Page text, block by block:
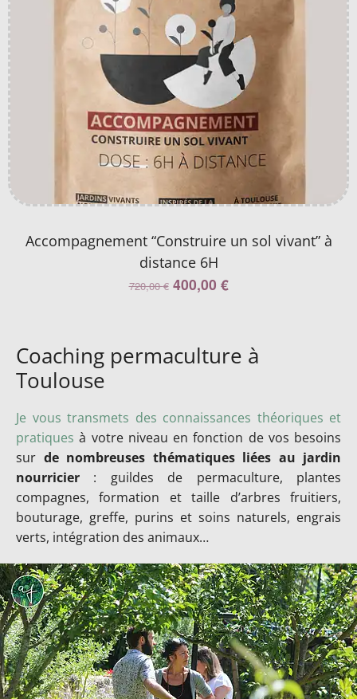
Accompagnement “Construire un sol vivant” à
distance 6H
720,00€ 400,00 €
Coaching permaculture à
Toulouse
Je vous transmets des connaissances théoriques et
pratiques à votre niveau en fonction de vos besoins
sur de nombreuses thématiques liées au jardin
nourricier : guildes de permaculture, plantes
compagnes, formation et taille d’arbres fruitiers,
bouturage, greffe, purins et soins naturels, engrais
verts, intégration des animaux…